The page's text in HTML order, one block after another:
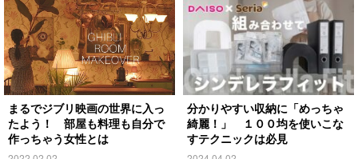
まるでジブリ映画の世界に入っ
たよう！ 部屋も料理も自分で
作っちゃう女性とは
分かりやすい収納に「めっちゃ
綺麗！」 １００均を使いこな
すテクニックは必見